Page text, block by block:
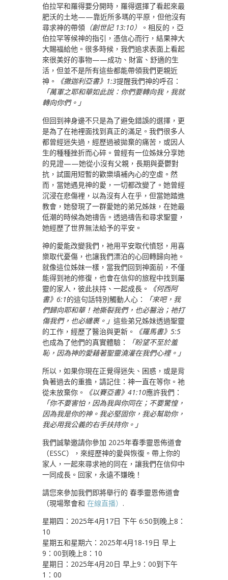
伯拉罕和羅得要分開時，羅得選擇了看起來最
肥沃的土地——靠近所多瑪的平原，但他沒有
尋求神的帶領 （創世記 13:10）
。相反的，亞
伯拉罕等候神的指引，憑信心而行，結果神大
大賜福給他。很多時候，我們追求表面上看起
來很美好的事物——成功、財富、舒適的生
活，但並不是所有這些都能帶領我們更親近
神。
《撒迦利亞書》1:3提醒我們神的呼召：
「萬軍之耶和華如此說：你們要轉向我，我就
轉向你們。」
但回到神身邊不只是為了避免錯誤的選擇，更
是為了在祂裡面找到真正的滿足。我們很多人
都曾經迷失過，經歷過被拋棄的痛苦，或因人
生的種種挫折而心碎。曾經有一位姊妹分享她
的見證——她從小沒有父親，長期與憂鬱對
抗，試圖用短暫的歡樂填補內心的空虛。然
而，當她遇見神的愛，一切都改變了。她曾經
沉浸在悲傷裡，以為沒有人在乎，但當她踏進
教會，她發現了一群愛她的弟兄姊妹，在她最
低潮的時候為她禱告。透過禱告和尋求聖靈，
她經歷了世界無法給予的平安。
神的愛能改變我們，祂用平安取代憤怒，用喜
樂取代憂傷，也讓我們漂泊的心回轉歸向祂。
就像這位姊妹一樣，當我們回到神面前，不僅
能得到祂的修復，也會在信仰的旅程中找到屬
靈的家人，彼此扶持、一起成長。
《何西阿
書》6:1的這句話特別觸動人心：
「來吧，我
們歸向耶和華！祂撕裂我們，也必醫治；祂打
傷我們，也必纏裹。」 這些弟兄姊妹透過聖靈
的工作，經歷了醫治與更新。
《羅馬書》5:5
也成為了他們的真實體驗：
「盼望不至於羞
恥，因為神的愛藉著聖靈澆灌在我們心裡。」
所以，如果你現在正覺得迷失、困惑，或是背
負著過去的重擔，請記住：神一直在等你。祂
從未放棄你。
《以賽亞書》41:10應許我們：
「你不要害怕，因為我與你同在；不要驚惶，
因為我是你的神。我必堅固你，我必幫助你，
我必用我公義的右手扶持你。」
我們誠摯邀請你參加 2025年春季靈恩佈道會
（ESSC），來經歷神的愛與恢復。帶上你的
家人，一起來尋求祂的同在，讓我們在信仰中
一同成長。回家，永遠不嫌晚！
請您來參加我們即將舉行的 春季靈恩佈道會
（現場聚會和 在線直播） .
星期四：2025年4月17日 下午 6:50到晚上8：
10
星期五和星期六：2025年4月18-19日 早上
9：00到晚上8：10
星期日：2025年4月20日 早上9：00到下午
1：00